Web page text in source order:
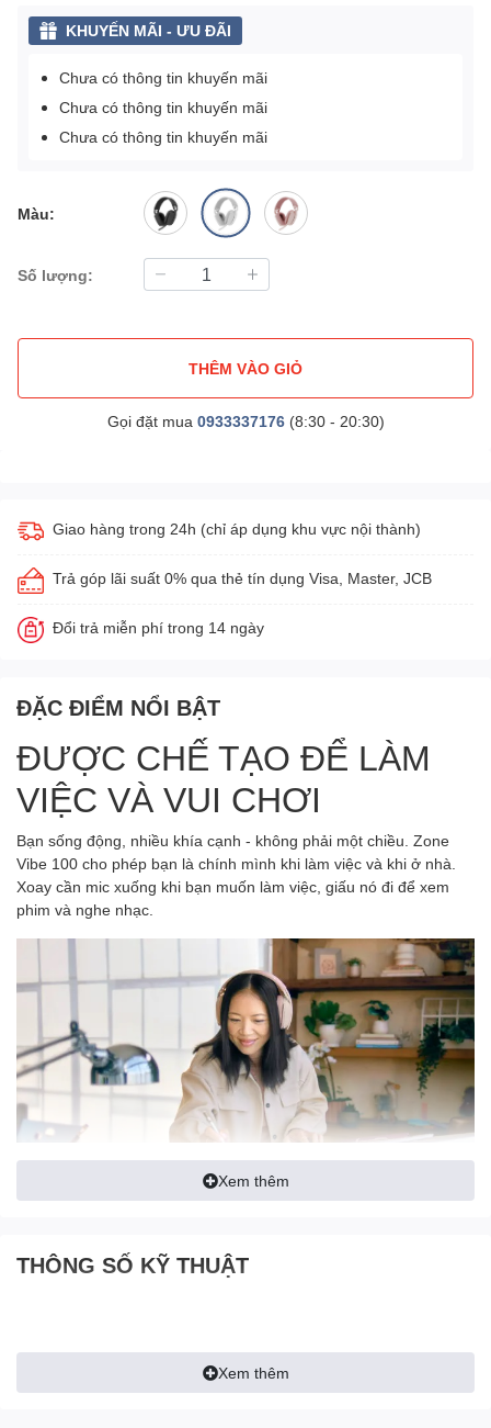
KHUYẾN MÃI - ƯU ĐÃI
Chưa có thông tin khuyến mãi
Chưa có thông tin khuyến mãi
Chưa có thông tin khuyến mãi
Màu:
Số lượng:
THÊM VÀO GIỎ
Gọi đặt mua 0933337176(8:30 - 20:30)
Giao hàng trong 24h (chỉ áp dụng khu vực nội thành)
Trả góp lãi suất 0% qua thẻ tín dụng Visa, Master, JCB
Đổi trả miễn phí trong 14 ngày
ĐẶC ĐIỂM NỔI BẬT
ĐƯỢC CHẾ TẠO ĐỂ LÀM
VIỆC VÀ VUI CHƠI
Bạn sống động, nhiều khía cạnh - không phải một chiều. Zone
Vibe 100 cho phép bạn là chính mình khi làm việc và khi ở nhà.
Xoay cần mic xuống khi bạn muốn làm việc, giấu nó đi để xem
phim và nghe nhạc.
NHÀ
gia bất kỳ cuộc họp nào. Mic khử tiếng ồn, gấp lại-để-tắt tiếng làm
giảm thiểu tạp âm nền, do đó giọng của bạn được nghe rõ ràng.
Xem thêm
THÔNG SỐ KỸ THUẬT
Xem thêm